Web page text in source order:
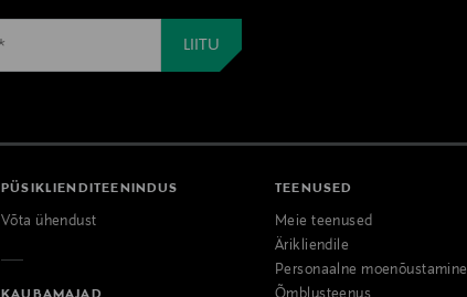
PÜSIKLIENDITEENINDUS
Võta ühendust
TEENUSED
Meie teenused
Ärikliendile
Personaalne moenõustamine